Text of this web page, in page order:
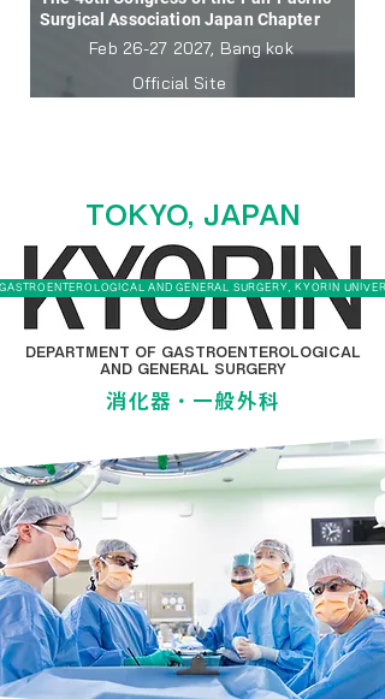
Surgical Association Japan Chapter
Feb 26-27 2027, Bang kok
Official Site
TOKYO, JAPAN
AND GENERAL SURGERY, KYORIN
DEPARTMENT OF GASTROENTEROLOGICAL
AND GENERAL SURGERY
消化器・一般外科